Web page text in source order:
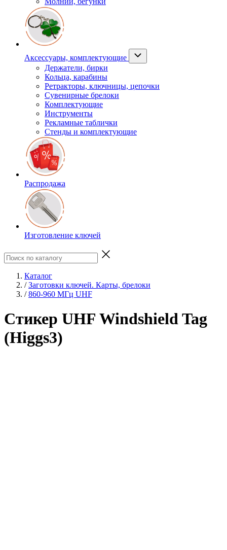
Аксессуары, комплектующие
Держатели, бирки
Кольца, карабины
Ретракторы, ключницы, цепочки
Сувенирные брелоки
Комплектующие
Инструменты
Рекламные таблички
Стенды и комплектующие
Распродажа
Изготовление ключей
Каталог
/ Заготовки ключей. Карты, брелоки
/ 860-960 МГц UHF
Стикер UHF Windshield Tag
(Higgs3)